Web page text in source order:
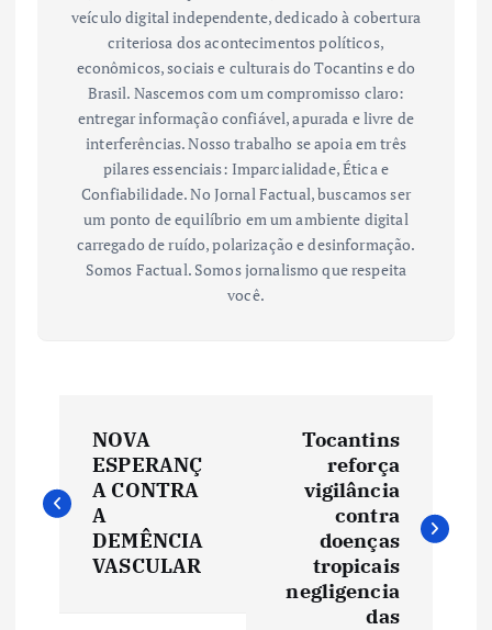
veículo digital independente, dedicado à cobertura
criteriosa dos acontecimentos políticos,
econômicos, sociais e culturais do Tocantins e do
Brasil. Nascemos com um compromisso claro:
entregar informação confiável, apurada e livre de
interferências. Nosso trabalho se apoia em três
pilares essenciais: Imparcialidade, Ética e
Confiabilidade. No Jornal Factual, buscamos ser
um ponto de equilíbrio em um ambiente digital
carregado de ruído, polarização e desinformação.
Somos Factual. Somos jornalismo que respeita
você.
a
v
NOVA
ESPERANÇ
A CONTRA
A
DEMÊNCIA
VASCULAR
Tocantins
reforça
vigilância
contra
doenças
tropicais
negligencia
das